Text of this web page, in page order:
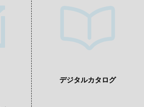
デジタルカタログ